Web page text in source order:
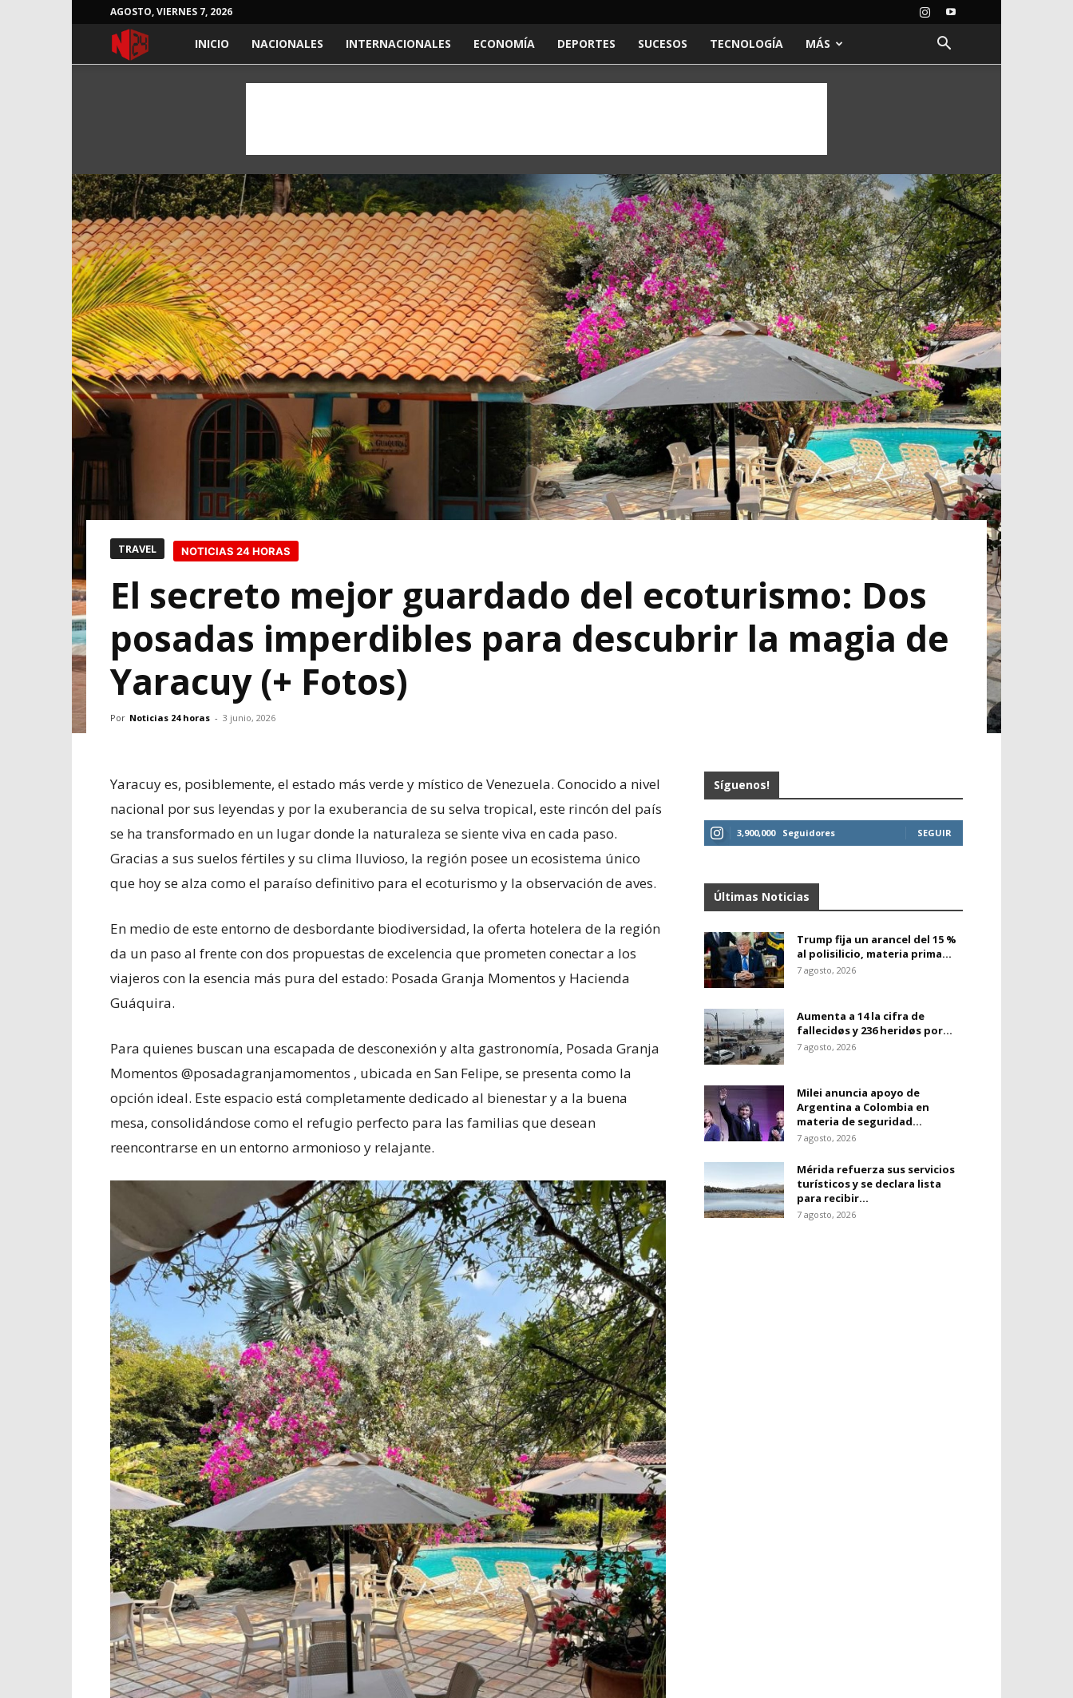
AGOSTO, VIERNES 7, 2026
NOTICIASINICIO NACIONALES INTERNACIONALES ECONOMÍA DEPORTES SUCESOS TECNOLOGÍA MÁS
TRAVEL NOTICIAS 24 HORAS
El secreto mejor guardado del ecoturismo: Dos
posadas imperdibles para descubrir la magia de
Yaracuy (+ Fotos)
Por Noticias 24 horas - 3 junio, 2026
Yaracuy es, posiblemente, el estado más verde y místico de Venezuela. Conocido a nivel
nacional por sus leyendas y por la exuberancia de su selva tropical, este rincón del país
se ha transformado en un lugar donde la naturaleza se siente viva en cada paso.
Gracias a sus suelos fértiles y su clima lluvioso, la región posee un ecosistema único
que hoy se alza como el paraíso definitivo para el ecoturismo y la observación de aves.
En medio de este entorno de desbordante biodiversidad, la oferta hotelera de la región
da un paso al frente con dos propuestas de excelencia que prometen conectar a los
viajeros con la esencia más pura del estado: Posada Granja Momentos y Hacienda
Guáquira.
Para quienes buscan una escapada de desconexión y alta gastronomía, Posada Granja
Momentos @posadagranjamomentos , ubicada en San Felipe, se presenta como la
opción ideal. Este espacio está completamente dedicado al bienestar y a la buena
mesa, consolidándose como el refugio perfecto para las familias que desean
reencontrarse en un entorno armonioso y relajante.
Síguenos!
3,900,000 Seguidores SEGUIR
Últimas Noticias
Trump fija un arancel del 15 %
al polisilicio, materia prima...
7 agosto, 2026
Aumenta a 14 la cifra de
fallecidøs y 236 heridøs por...
7 agosto, 2026
Milei anuncia apoyo de
Argentina a Colombia en
materia de seguridad...
7 agosto, 2026
Mérida refuerza sus servicios
turísticos y se declara lista
para recibir...
7 agosto, 2026